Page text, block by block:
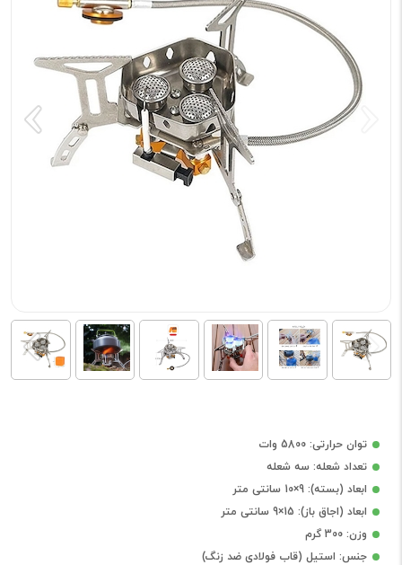
توان حرارتی: 5800 وات
تعداد شعله: سه شعله
ابعاد (بسته): 9×10 سانتی متر
ابعاد (اجاق باز): 15×9 سانتی متر
وزن: 300 گرم
جنس: استیل (قاب فولادی ضد زنگ)